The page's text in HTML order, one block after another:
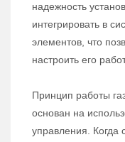
надежность
интегрировать в
элементов, что
настроить его
Принцип работы
основан на
управления. Когда